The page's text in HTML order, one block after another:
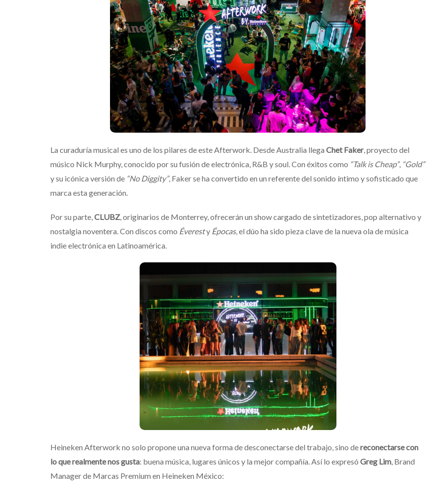
La curaduría musical es uno de los pilares de este Afterwork. Desde Australia llega Chet Faker, proyecto del
músico Nick Murphy, conocido por su fusión de electrónica, R&B y soul. Con éxitos como “Talk is Cheap”, “Gold”
y su icónica versión de “No Diggity”, Faker se ha convertido en un referente del sonido íntimo y sofisticado que
marca esta generación.
Por su parte, CLUBZ, originarios de Monterrey, ofrecerán un show cargado de sintetizadores, pop alternativo y
nostalgia noventera. Con discos como Éveresty Épocas, el dúo ha sido pieza clave de la nueva ola de música
indie electrónica en Latinoamérica.
Heineken Afterwork no solo propone una nueva forma de desconectarse del trabajo, sino dereconectarse con
lo que realmente nos gusta: buena música, lugares únicos y la mejor compañía. Así lo expresó Greg Lim , Brand
Manager de Marcas Premium en Heineken México:
Destino Dos Equis 2026: La
gran celebración sonora
que transformará las
noches de Boca del Río y
Mérida
Edwin Jimenez